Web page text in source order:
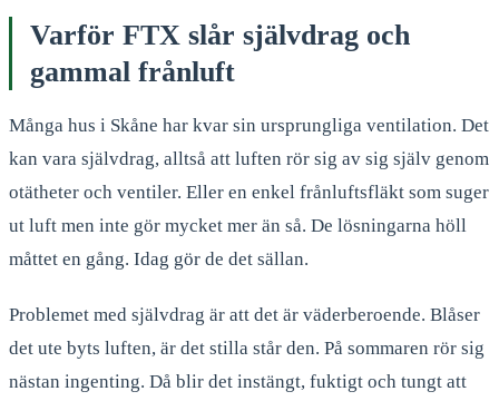
Varför FTX slår självdrag och
gammal frånluft
Många hus i Skåne har kvar sin ursprungliga ventilation. Det
kan vara självdrag, alltså att luften rör sig av sig själv genom
otätheter och ventiler. Eller en enkel frånluftsfläkt som suger
ut luft men inte gör mycket mer än så. De lösningarna höll
måttet en gång. Idag gör de det sällan.
Problemet med självdrag är att det är väderberoende. Blåser
det ute byts luften, är det stilla står den. På sommaren rör sig
nästan ingenting. Då blir det instängt, fuktigt och tungt att